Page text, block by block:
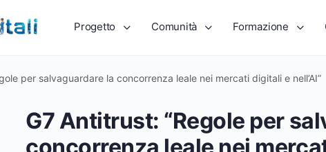
Progetto Comunità Formazione
per salvaguardare la concorrenza leale nei mercati digitali e nell’AI”
G7 Antitrust: “Regole per